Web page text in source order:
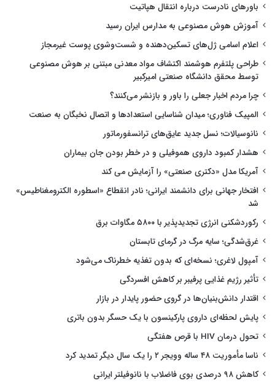
باورهای نادرست درباره انتقال هپاتیت
آموزش هوش مصنوعی به مدارس ایران رسید
اعلام اسامی ژل‌های تسکین‌دهنده و شست‌وشوی پوست غیرمجاز
طراحی پلتفرم هوشمند اکتشاف مواد معدنی مبتنی بر هوش مصنوعی
توسط محقق دانشگاه صنعتی امیرکبیر
چرا مردم اخبار جعلی را باور و بازنشر می‌کنند؟
المپیک فناوری؛ میدان شناسایی استعدادها و اتصال نخبگان به صنعت
نانوسیالات؛ نسل جدید عایق‌های ترانسفورماتور
هشدار کمبود داروی هموفیلی و در خطر بودن جان بیماران
آمریکا مدل «دکتری صنعتی» را آزمایش می کند
افتخار جهانی برای دانشمند ایرانی؛ نادر انقطاع «اسطوره الکترومغناطیس»
شد
رکوردشکنی انرژی تجدیدپذیر با ۵۸۰۰ مگاوات برق
غرق‌شدگی؛ سایه مرگ در گرمای تابستان
آمپول لاغری؛ نسخه‌ای که بدون تغذیه خطرناک می‌شود
تأثیر رژیم غذایی پرفیبر بر کاهش افسردگی
اقتدار دانش‌بنیان‌ها در گروی حضور پایدار در بازار
پایش لحظه‌ای داروی پارکینسون با یک حسگر بدون باتری
تحول درمان HIV با قرص هفتگی
ناسا مأموریت ۴۸ ساله وویجر ۲ را یک سال دیگر تمدید کرد
کاهش ۹۸ درصدی بوی فاضلاب با نانوفیلتر ایرانی